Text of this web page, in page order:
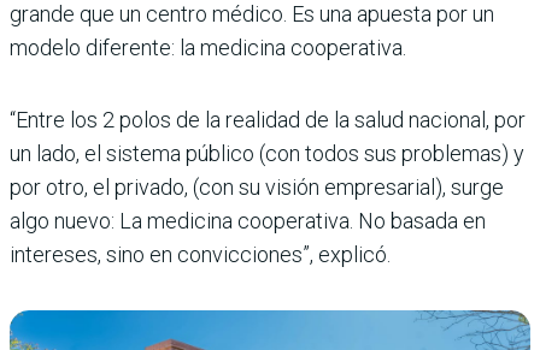
grande que un centro médico. Es una apuesta por un
modelo diferente: la medicina cooperativa.
“Entre los 2 polos de la realidad de la salud nacional, por
un lado, el sistema público (con todos sus problemas) y
por otro, el privado, (con su visión empresarial), surge
algo nuevo: La medicina cooperativa. No basada en
intereses, sino en convicciones”, explicó.